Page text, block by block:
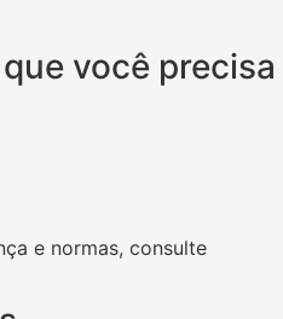
você precisa
e normas, consulte